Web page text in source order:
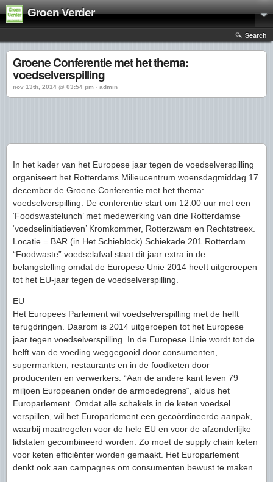
Groen Verder
Search
Groene Conferentie met het thema:
voedselverspilling
nov 13th, 2014 @ 03:54 pm › admin
In het kader van het Europese jaar tegen de voedselverspilling
organiseert het Rotterdams Milieucentrum woensdagmiddag 17
december de Groene Conferentie met het thema:
voedselverspilling. De conferentie start om 12.00 uur met een
‘Foodswastelunch’ met medewerking van drie Rotterdamse
‘voedselinitiatieven’ Kromkommer, Rotterzwam en Rechtstreex.
Locatie = BAR (in Het Schieblock) Schiekade 201 Rotterdam.
“Foodwaste” voedselafval staat dit jaar extra in de
belangstelling omdat de Europese Unie 2014 heeft uitgeroepen
tot het EU-jaar tegen de voedselverspilling.
EU
Het Europees Parlement wil voedselverspilling met de helft
terugdringen. Daarom is 2014 uitgeroepen tot het Europese
jaar tegen voedselverspilling. In de Europese Unie wordt tot de
helft van de voeding weggegooid door consumenten,
supermarkten, restaurants en in de foodketen door
producenten en verwerkers. “Aan de andere kant leven 79
miljoen Europeanen onder de armoedegrens“, aldus het
Europarlement. Omdat alle schakels in de keten voedsel
verspillen, wil het Europarlement een gecoördineerde aanpak,
waarbij maatregelen voor de hele EU en voor de afzonderlijke
lidstaten gecombineerd worden. Zo moet de supply chain keten
voor keten efficiënter worden gemaakt. Het Europarlement
denkt ook aan campagnes om consumenten bewust te maken.